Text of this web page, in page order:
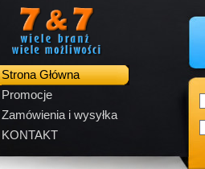
Strona Główna
Promocje
Zamówienia i wysyłka
KONTAKT